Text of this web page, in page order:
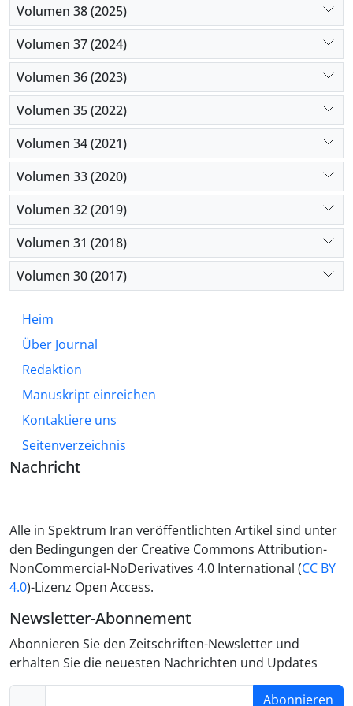
Volumen 38 (2025)
Volumen 37 (2024)
Volumen 36 (2023)
Volumen 35 (2022)
Volumen 34 (2021)
Volumen 33 (2020)
Volumen 32 (2019)
Volumen 31 (2018)
Volumen 30 (2017)
Heim
Über Journal
Redaktion
Manuskript einreichen
Kontaktiere uns
Seitenverzeichnis
Nachricht
Alle in Spektrum Iran veröffentlichten Artikel sind unter
den Bedingungen der Creative Commons Attribution-
NonCommercial-NoDerivatives 4.0 International (CC BY
4.0)-Lizenz Open Access.
Newsletter-Abonnement
Abonnieren Sie den Zeitschriften-Newsletter und
erhalten Sie die neuesten Nachrichten und Updates
Abonnieren